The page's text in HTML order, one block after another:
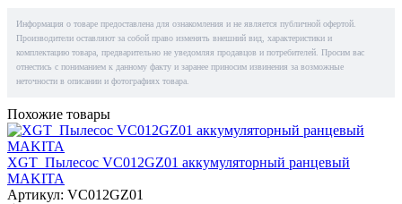
Информация о товаре предоставлена для ознакомления и не является публичной офертой.
Производители оставляют за собой право изменять внешний вид, характеристики и
комплектацию товара, предварительно не уведомляя продавцов и потребителей. Просим вас
отнестись с пониманием к данному факту и заранее приносим извинения за возможные
неточности в описании и фотографиях товара.
Похожие товары
XGT_Пылесос VC012GZ01 аккумуляторный ранцевый
MAKITA
Артикул: VC012GZ01